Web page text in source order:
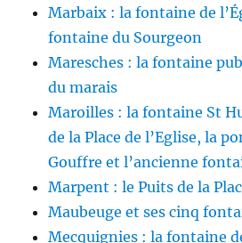
Marbaix : la fontaine de
fontaine du Sourgeon
Maresches : la fontaine
du marais
Maroilles : la fontaine St
de la Place de l’Eglise, la
Gouffre et l’ancienne
Marpent : le Puits de la
Maubeuge et ses cinq
Mecquignies : la fontaine